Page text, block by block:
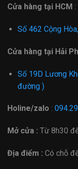
Cửa hàng tại HCM :
Số 462 Cộng
Cửa hàng tại Hải
Số 19D Lương
đường )
Holine/zalo :
Mở cửa : Từ 8h30
Địa điểm : Có chỗ